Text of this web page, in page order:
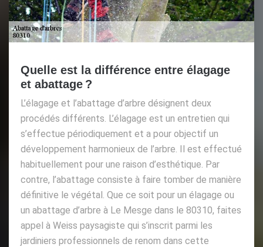
Quelle est la différence entre élagage
et abattage ?
L’élagage et l’abattage d’arbre désignent deux
procédés différents. L’élagage est un entretien qui
s’effectue périodiquement et a pour objectif un
développement harmonieux de l’arbre. Il est effectué
habituellement pour une raison d’esthétique. Par
contre, l’abattage consiste à faire tomber de manière
définitive le végétal. Que ce soit pour un élagage ou
un abattage d’arbre à Le Mesge dans le 80310, faites
appel à Weiss paysagiste qui s’inscrit parmi les
jardiniers professionnels de renom dans cette